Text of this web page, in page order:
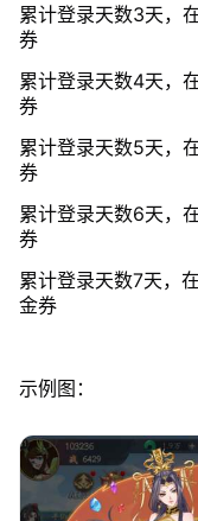
累计登录天数3天，
券
累计登录天数4天，
券
累计登录天数5天，
券
累计登录天数6天，
券
累计登录天数7天，
金券
示例图：